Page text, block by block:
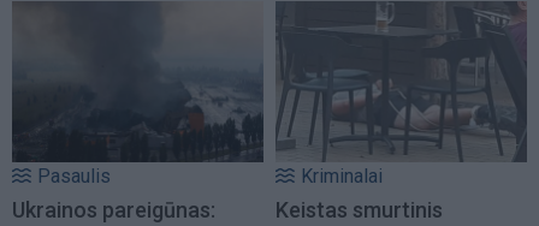
Pasaulis
Ukrainos pareigūnas:
Kriminalai
Keistas smurtinis